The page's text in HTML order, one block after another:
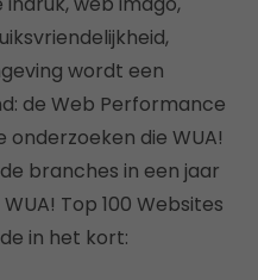
wordt een
de Web Performance
onderzoeken die WUA!
branches in een jaar
Top 100 Websites
in het kort: